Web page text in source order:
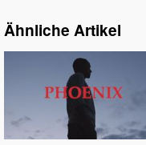
Ähnliche Artikel